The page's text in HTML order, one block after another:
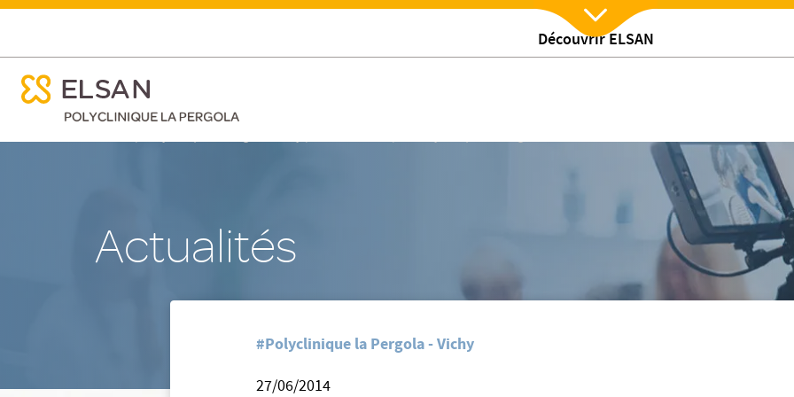
au
Découvrir ELSAN
La Polyclinique La Pergola obtient la meilleure note …
menu mobile
Nx:Afficher menu
menu mobile
Actualités
Accueil/Polyclinique la Pergola - Vichy/Nos actualites/La Polyclinique La Pergola obtient la meilleure note …
#Polyclinique la Pergola - Vichy
27/06/2014